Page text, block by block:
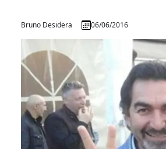
Bruno Desidera 06/06/2016